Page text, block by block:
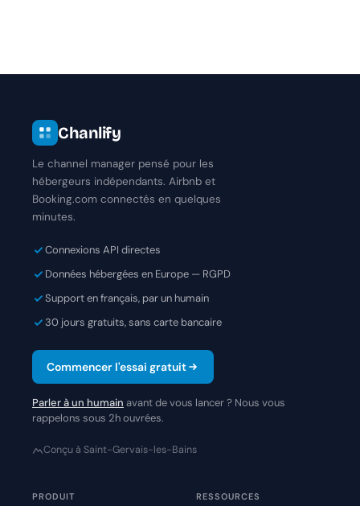
Chanlify
Le channel manager pensé pour les
hébergeurs indépendants. Airbnb et
Booking.com connectés en quelques
minutes.
Connexions API directes
Données hébergées en Europe — RGPD
Support en français, par un humain
30 jours gratuits, sans carte bancaire
Commencer l'essai gratuit
Parler à un humain avant de vous lancer ? Nous vous
rappelons sous 2h ouvrées.
Conçu à Saint-Gervais-les-Bains
PRODUIT RESSOURCES